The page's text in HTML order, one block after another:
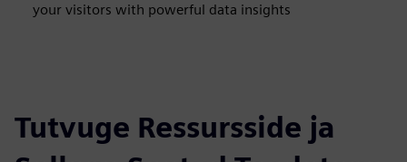
your visitors with powerful data insights
Tutvuge Ressursside ja